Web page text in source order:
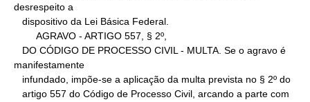
desrespeito a
manifestamente